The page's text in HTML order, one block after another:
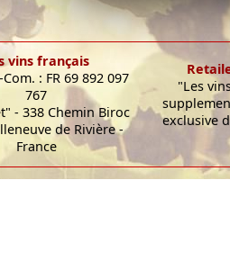
vins français
: FR 69 892 097
767
- 338 Chemin Biroc
de Rivière -
France
"Les
exclusive